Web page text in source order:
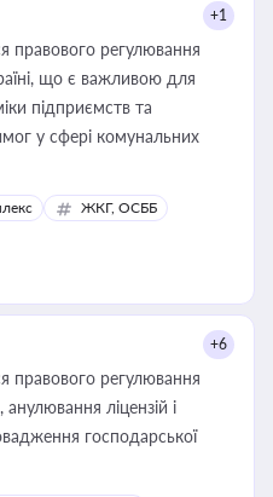
+1
правового регулювання
що є важливою для
підприємств та
у сфері комунальних
ЖКГ, ОСББ
+6
правового регулювання
ліцензій і
господарської